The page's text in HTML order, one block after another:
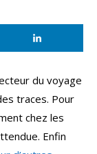
du voyage
traces. Pour
chez les
Enfin